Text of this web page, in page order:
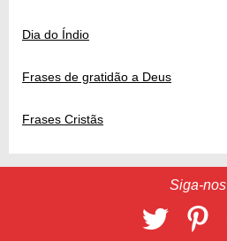
Dia do Índio
Frases de gratidão a Deus
Frases Cristãs
Siga-nos